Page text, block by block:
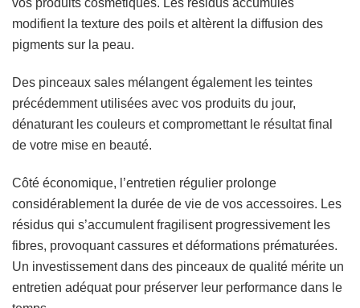
vos produits cosmétiques. Les résidus accumulés
modifient la texture des poils et altèrent la diffusion des
pigments sur la peau.
Des pinceaux sales mélangent également les teintes
précédemment utilisées avec vos produits du jour,
dénaturant les couleurs et compromettant le résultat final
de votre mise en beauté.
Côté économique, l’entretien régulier prolonge
considérablement la durée de vie de vos accessoires. Les
résidus qui s’accumulent fragilisent progressivement les
fibres, provoquant cassures et déformations prématurées.
Un investissement dans des pinceaux de qualité mérite un
entretien adéquat pour préserver leur performance dans le